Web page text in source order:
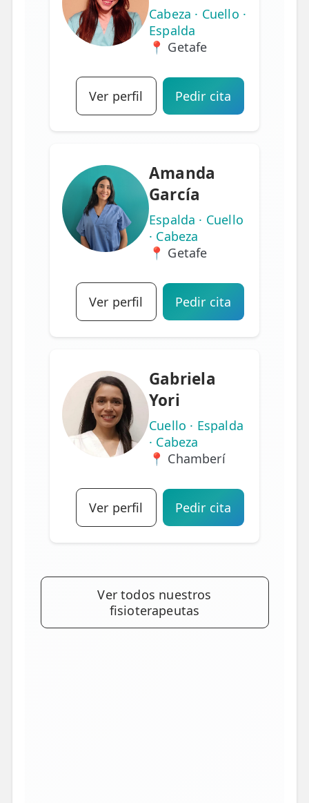
Cabeza · Cuello ·
Espalda
📍 Getafe
Ver perfil Pedir cita
Amanda
García
Espalda · Cuello
· Cabeza
📍 Getafe
Ver perfil Pedir cita
Gabriela
Yori
Cuello · Espalda
· Cabeza
📍 Chamberí
Ver perfil Pedir cita
Ver todos nuestros
fisioterapeutas